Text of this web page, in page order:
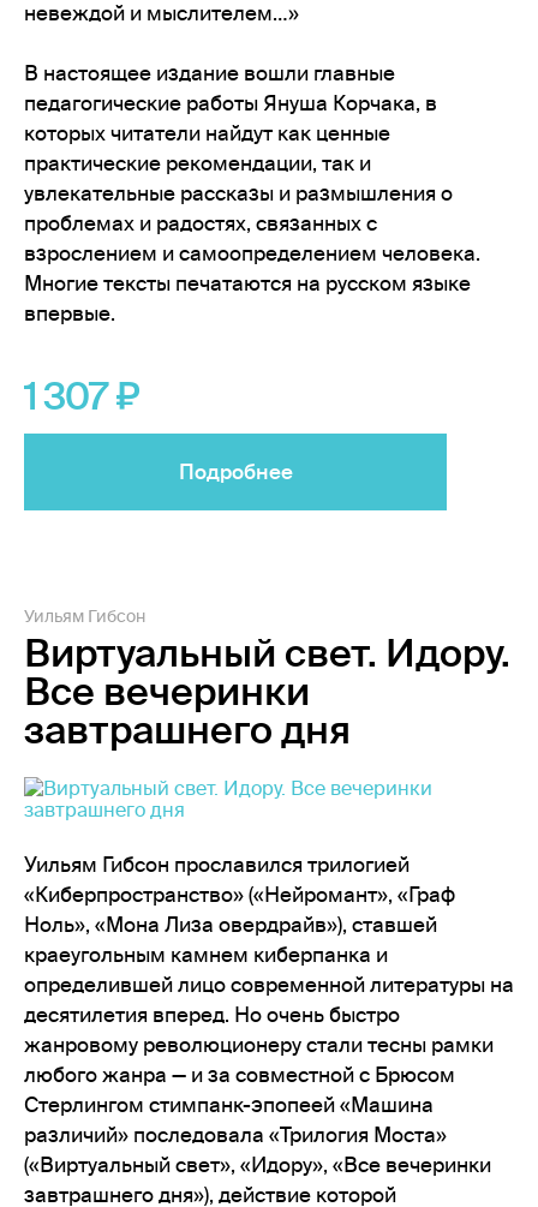
невеждой и мыслителем…»
В настоящее издание вошли главные
педагогические работы Януша Корчака, в
которых читатели найдут как ценные
практические рекомендации, так и
увлекательные рассказы и размышления о
проблемах и радостях, связанных с
взрослением и самоопределением человека.
Многие тексты печатаются на русском языке
впервые.
1 307
Подробнее
Уильям Гибсон
Виртуальный свет. Идору.
Все вечеринки
завтрашнего дня
Уильям Гибсон прославился трилогией
«Киберпространство» («Нейромант», «Граф
Ноль», «Мона Лиза овердрайв»), ставшей
краеугольным камнем киберпанка и
определившей лицо современной литературы на
десятилетия вперед. Но очень быстро
жанровому революционеру стали тесны рамки
любого жанра — и за совместной с Брюсом
Стерлингом стимпанк-эпопеей «Машина
различий» последовала «Трилогия Моста»
(«Виртуальный свет», «Идору», «Все вечеринки
завтрашнего дня»), действие которой